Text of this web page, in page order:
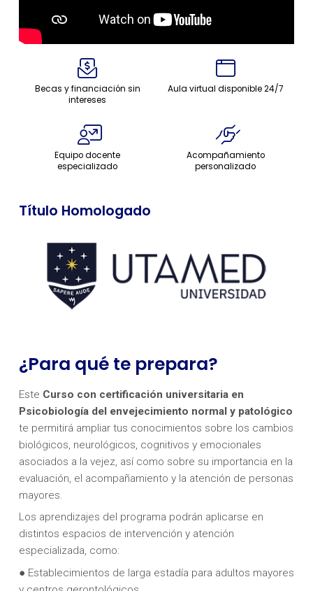
Becas y financiación sin
intereses
Aula virtual disponible 24/7
Equipo docente
especializado
Acompañamiento
personalizado
Título Homologado
¿Para qué te prepara?
Este Curso con certificación universitaria en
Psicobiología del envejecimiento normal y patológico
te permitirá ampliar tus conocimientos sobre los cambios
biológicos, neurológicos, cognitivos y emocionales
asociados a la vejez, así como sobre su importancia en la
evaluación, el acompañamiento y la atención de personas
mayores.
Los aprendizajes del programa podrán aplicarse en
distintos espacios de intervención y atención
especializada, como:
● Establecimientos de larga estadía para adultos mayores